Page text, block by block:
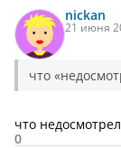
nickan
21 июня
что
что
0